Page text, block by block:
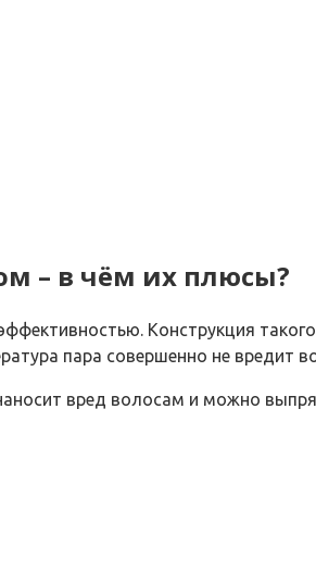
– в чём их плюсы?
Конструкция
пара совершенно не
вред волосам и можно